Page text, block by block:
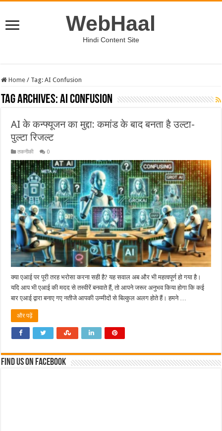
WebHaal
Hindi Content Site
Home / Tag:AI Confusion
Tag Archives:AI Confusion
AI के कन्फ्यूजन का मुद्दा: कमांड के बाद बनता है उल्टा-
पुल्टा रिजल्ट
तकनीकी 0
क्या एआई पर पूरी तरह भरोसा करना सही है? यह सवाल अब और भी महत्वपूर्ण हो गया है।
यदि आप भी एआई की मदद से तस्वीरें बनवाते हैं, तो आपने जरूर अनुभव किया होगा कि कई
बार एआई द्वारा बनाए गए नतीजे आपकी उम्मीदों से बिल्कुल अलग होते हैं। हमने …
और पढ़ें
Find us on Facebook